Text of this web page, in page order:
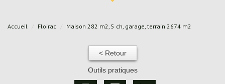
Accueil Floirac Maison 282 m2, 5 ch, garage, terrain 2674 m2
< Retour
Outils pratiques